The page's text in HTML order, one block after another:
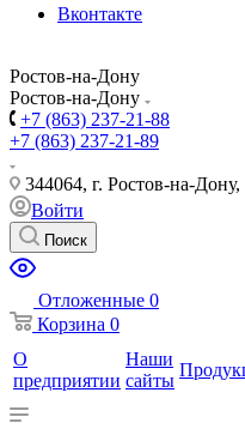
Вконтакте
Ростов-на-Дону
Ростов-на-Дону
+7 (863) 237-21-88
+7 (863) 237-21-89
344064, г. Ростов-на-
Войти
Поиск
Отложенные 0
Корзина 0
О
предприятии
Наши
сайты